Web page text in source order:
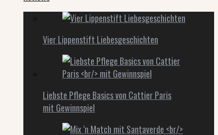
Vier Lippenstift Liebesgeschichten
Liebste Pflege Basics von Cattier Paris
mit Gewinnspiel